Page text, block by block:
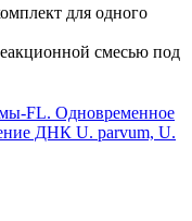
FL. Одновременное
ДНК U. parvum, U.